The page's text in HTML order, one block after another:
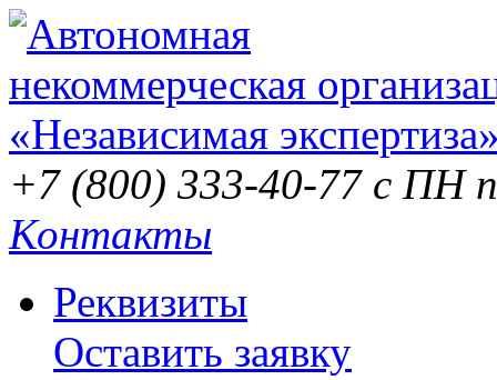
+7 (800) 333-40-77 с ПН
Контакты
Реквизиты
Оставить заявку